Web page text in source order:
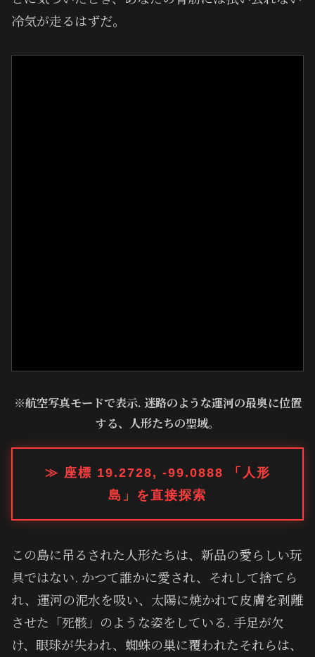
冷気が走るはずだ。
※航空写真モードで表示. 迷路のような運河の最奥に位置
する、人形たちの聖域。
≫ 座標 19.2728, -99.0888 「人形
島」を直接探索
この島に吊るされた人形たちは、新品の愛らしい玩
具ではない. かつて誰かに愛され、それして捨てら
れ、運河の泥水を吸い、太陽に焼かれて皮膚を剥離
させた「死骸」のような姿をしている. 手足が欠
け、眼球が失われ、蜘蛛の巣に覆われたそれらは、